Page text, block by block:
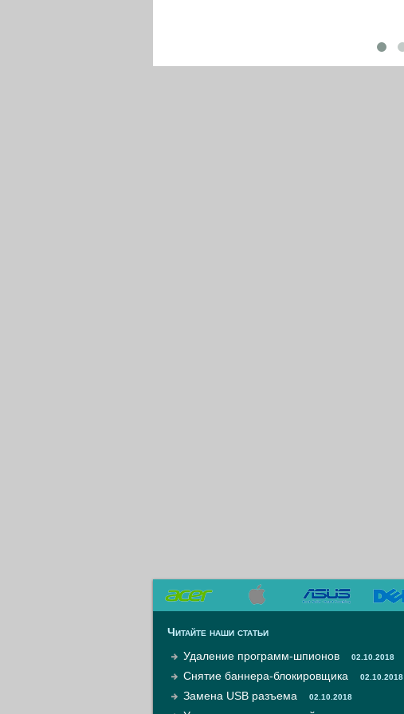
Читайте наши статьи
Удаление программ-шпионов
02.10.2018
Снятие баннера-блокировщика 02.10.2018
Замена USB разъема 02.10.2018